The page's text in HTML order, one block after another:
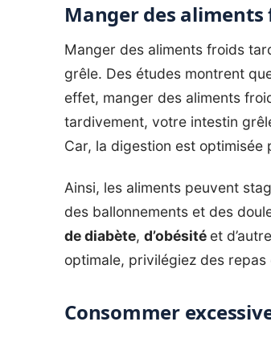
Manger des
Manger des aliments froids
grêle. Des études montrent
effet, manger des aliments
tardivement, votre intestin
Car, la digestion est optimisée
Ainsi, les aliments peuvent
des ballonnements et des
de diabète, d’obésité et
optimale, privilégiez des
Consommer